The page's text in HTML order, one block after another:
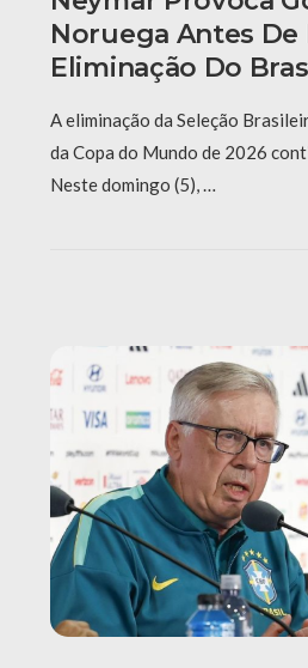
Noruega Antes De
Eliminação Do
A eliminação da Seleção
da Copa do Mundo de 2026
Neste domingo (5), …